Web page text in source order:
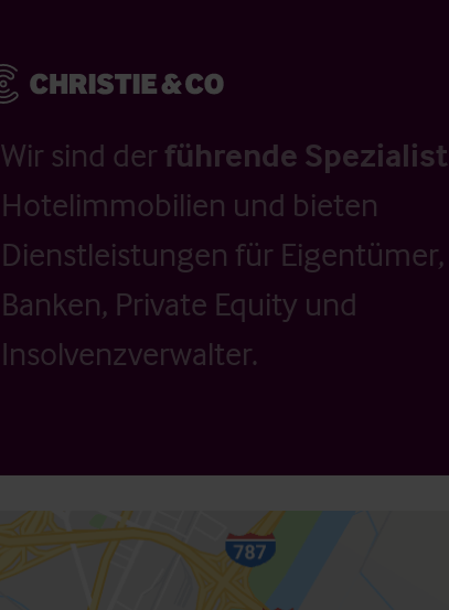
Wir sind der führende Spezialist
Hotelimmobilien und bieten
Dienstleistungen für Eigentümer,
Banken, Private Equity und
Insolvenzverwalter.